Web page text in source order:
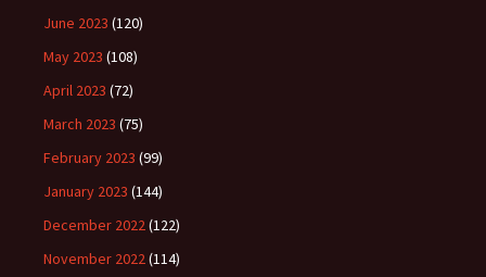
June 2023 (120)
May 2023 (108)
April 2023 (72)
March 2023 (75)
February 2023 (99)
January 2023 (144)
December 2022(122)
November 2022(114)